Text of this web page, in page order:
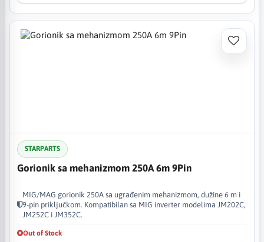
STARPARTS
Gorionik sa mehanizmom 250A 6m 9Pin
MIG/MAG gorionik 250A sa ugrađenim mehanizmom, dužine 6 m i
9-pin priključkom. Kompatibilan sa MIG inverter modelima JM202C,
JM252C i JM352C.
Out of Stock